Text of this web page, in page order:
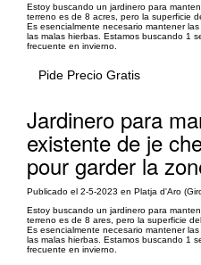
Estoy buscando un jardinero para
terreno es de 8 acres, pero la superficie
Es esencialmente necesario mantener
las malas hierbas. Estamos buscando 1
frecuente en invierno.
Pide Precio Gratis
Jardinero para
existente de je
pour garder la
Publicado el 2-5-2023 en Platja d'Aro
Estoy buscando un jardinero para
terreno es de 8 ares, pero la superficie
Es esencialmente necesario mantener
las malas hierbas. Estamos buscando 1
frecuente en invierno.